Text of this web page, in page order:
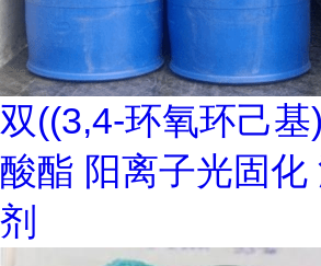
双((3,4-环氧环己
酸酯 阳离子光固化
剂